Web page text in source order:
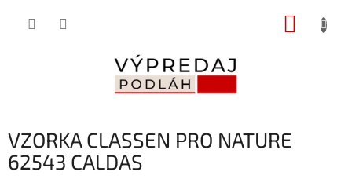
VZORKA CLASSEN PRO NATURE
62543 CALDAS